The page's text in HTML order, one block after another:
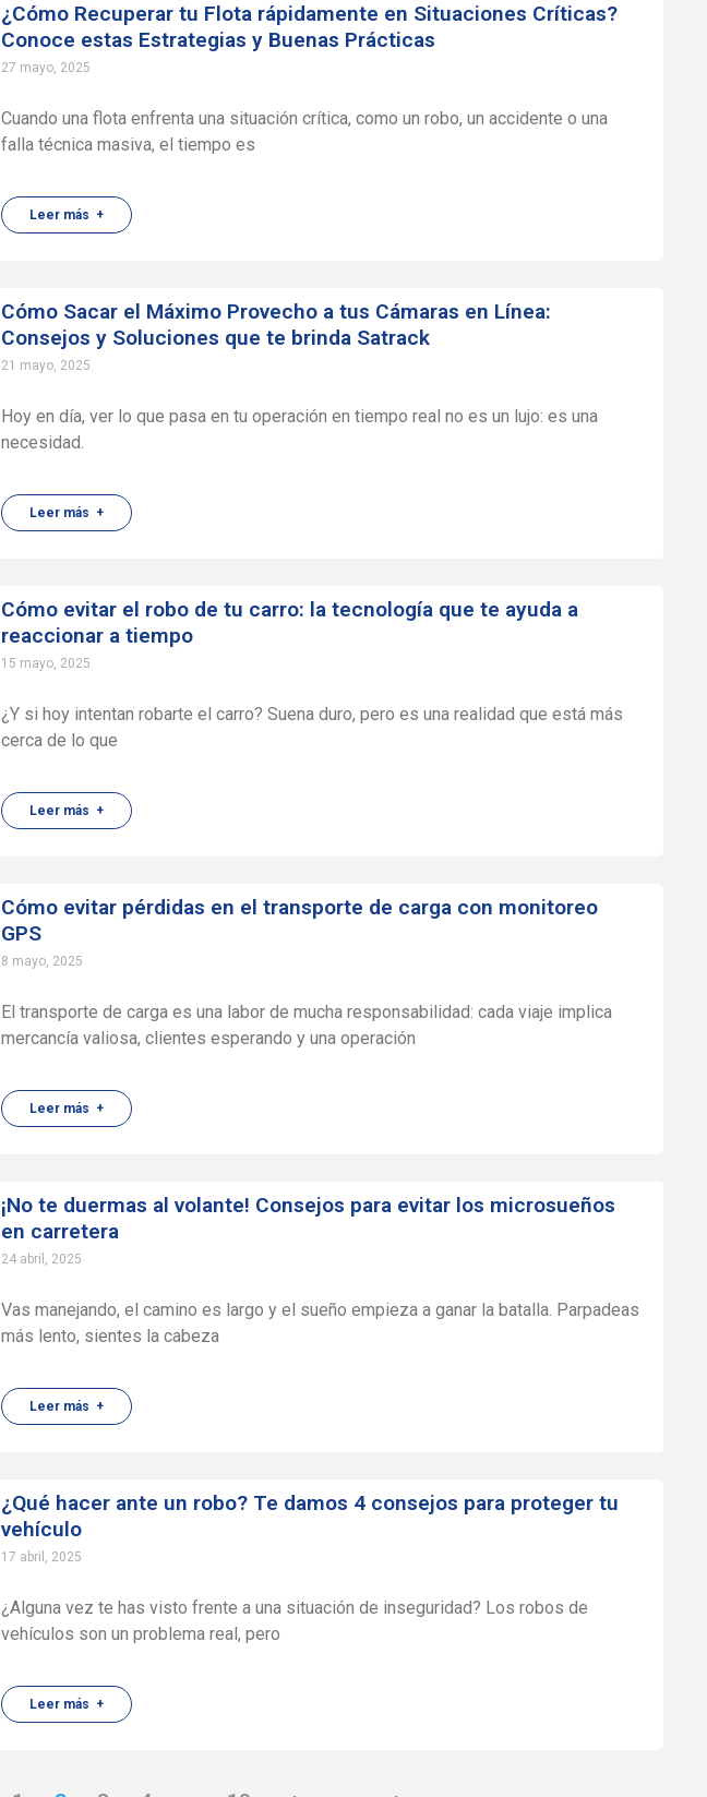
¿Cómo Recuperar tu Flota rápidamente en Situaciones Críticas?
Conoce estas Estrategias y Buenas Prácticas
27 mayo, 2025
Cuando una flota enfrenta una situación crítica, como un robo, un accidente o una
falla técnica masiva, el tiempo es
Leer más +
Cómo Sacar el Máximo Provecho a tus Cámaras en Línea:
Consejos y Soluciones que te brinda Satrack
21 mayo, 2025
Hoy en día, ver lo que pasa en tu operación en tiempo real no es un lujo: es una
necesidad.
Leer más +
Cómo evitar el robo de tu carro: la tecnología que te ayuda a
reaccionar a tiempo
15 mayo, 2025
¿Y si hoy intentan robarte el carro? Suena duro, pero es una realidad que está más
cerca de lo que
Leer más +
Cómo evitar pérdidas en el transporte de carga con monitoreo
GPS
8 mayo, 2025
El transporte de carga es una labor de mucha responsabilidad: cada viaje implica
mercancía valiosa, clientes esperando y una operación
Leer más +
¡No te duermas al volante! Consejos para evitar los microsueños
en carretera
24 abril, 2025
Vas manejando, el camino es largo y el sueño empieza a ganar la batalla. Parpadeas
más lento, sientes la cabeza
Leer más +
¿Qué hacer ante un robo? Te damos 4 consejos para proteger tu
vehículo
17 abril, 2025
¿Alguna vez te has visto frente a una situación de inseguridad? Los robos de
vehículos son un problema real, pero
Leer más +